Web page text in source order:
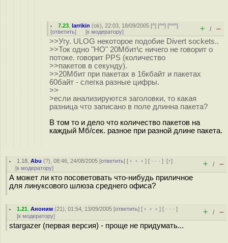
7.23 ,larrikin (ok), 22:03, 18/09/2005 [^] [^^] [^^^]
[ответить] [к модератору] + / –
>>Угу. ULOG некоторое подобие Divert sockets..
>>Ток одно "НО" 20Мбит\с ничего не говорит о
потоке. говорит PPS (количество
>>пакетов в секунду).
>>20Мбит при пакетах в 16кбайт и пакетах
60байт - слегка разные цифры.
>>
>если анализируются заголовки, то какая
разница что записано в поле длинна пакета?
В том то и дело что количество пакетов на
каждый Мб/сек. разное при разной длине пакета.
1.18 ,Abu (?), 08:46, 24/08/2005 [ответить] [ ﹢﹢﹢] [ · · ·][↑]
[к модератору] + / –
А может ли кто посоветовать что-нибудь приличное
для линуксового шлюза среднего офиса?
1.21 ,Аноним (21), 01:54, 13/09/2005 [ответить] [ ﹢﹢﹢] [ · · ·]
[к модератору] + / –
stargazer (первая версия) - проще не придумать...